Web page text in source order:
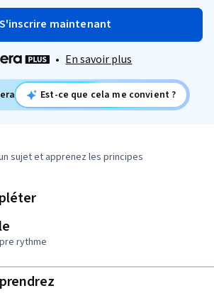
S'inscrire maintenant
• En savoir plus
Est-ce que cela me convient ?
sujet et apprenez les principes
rythme